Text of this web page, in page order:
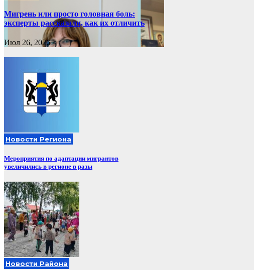
Мигрень или просто головная боль:
эксперты рассказали, как их отличить
Июл 26, 2026
Новости Региона
Мероприятия по адаптации мигрантов
увеличились в регионе в разы
Новости Района